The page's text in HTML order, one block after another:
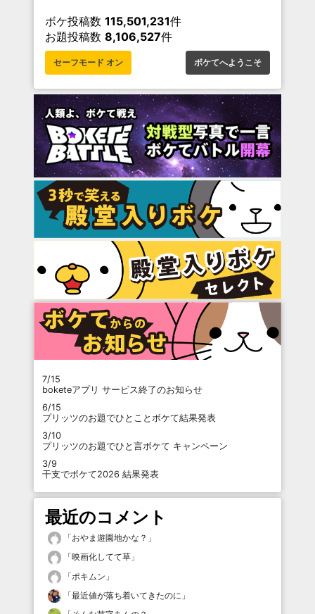
ボケ投稿数 115,501,231件
お題投稿数 8,106,527件
セーフモード オン ボケてへようこそ
7/15
boketeアプリ サービス終了のお知らせ
6/15
プリッツのお題でひとことボケて結果発表
3/10
プリッツのお題でひと言ボケて キャンペーン
3/9
干支でボケて2026 結果発表
最近のコメント
「おやま遊園地かな？ 」
「映画化してて草 」
「ポキムン 」
「最近値が落ち着いてきたのに 」